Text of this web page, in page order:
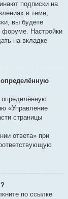
подписки на
в теме,
вы будете
форуме. Настройки
на вкладке
определённую
определённую
«Управление
страницы
ответа» при
по ссылке